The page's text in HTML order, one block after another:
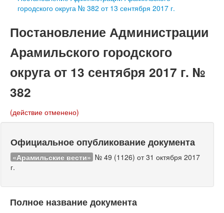
городского округа № 382 от 13 сентября 2017 г.
Постановление Администрации
Арамильского городского
округа от 13 сентября 2017 г. №
382
(действие отменено)
Официальное опубликование документа
«Арамильские вести» № 49 (1126) от 31 октября 2017
г.
Полное название документа